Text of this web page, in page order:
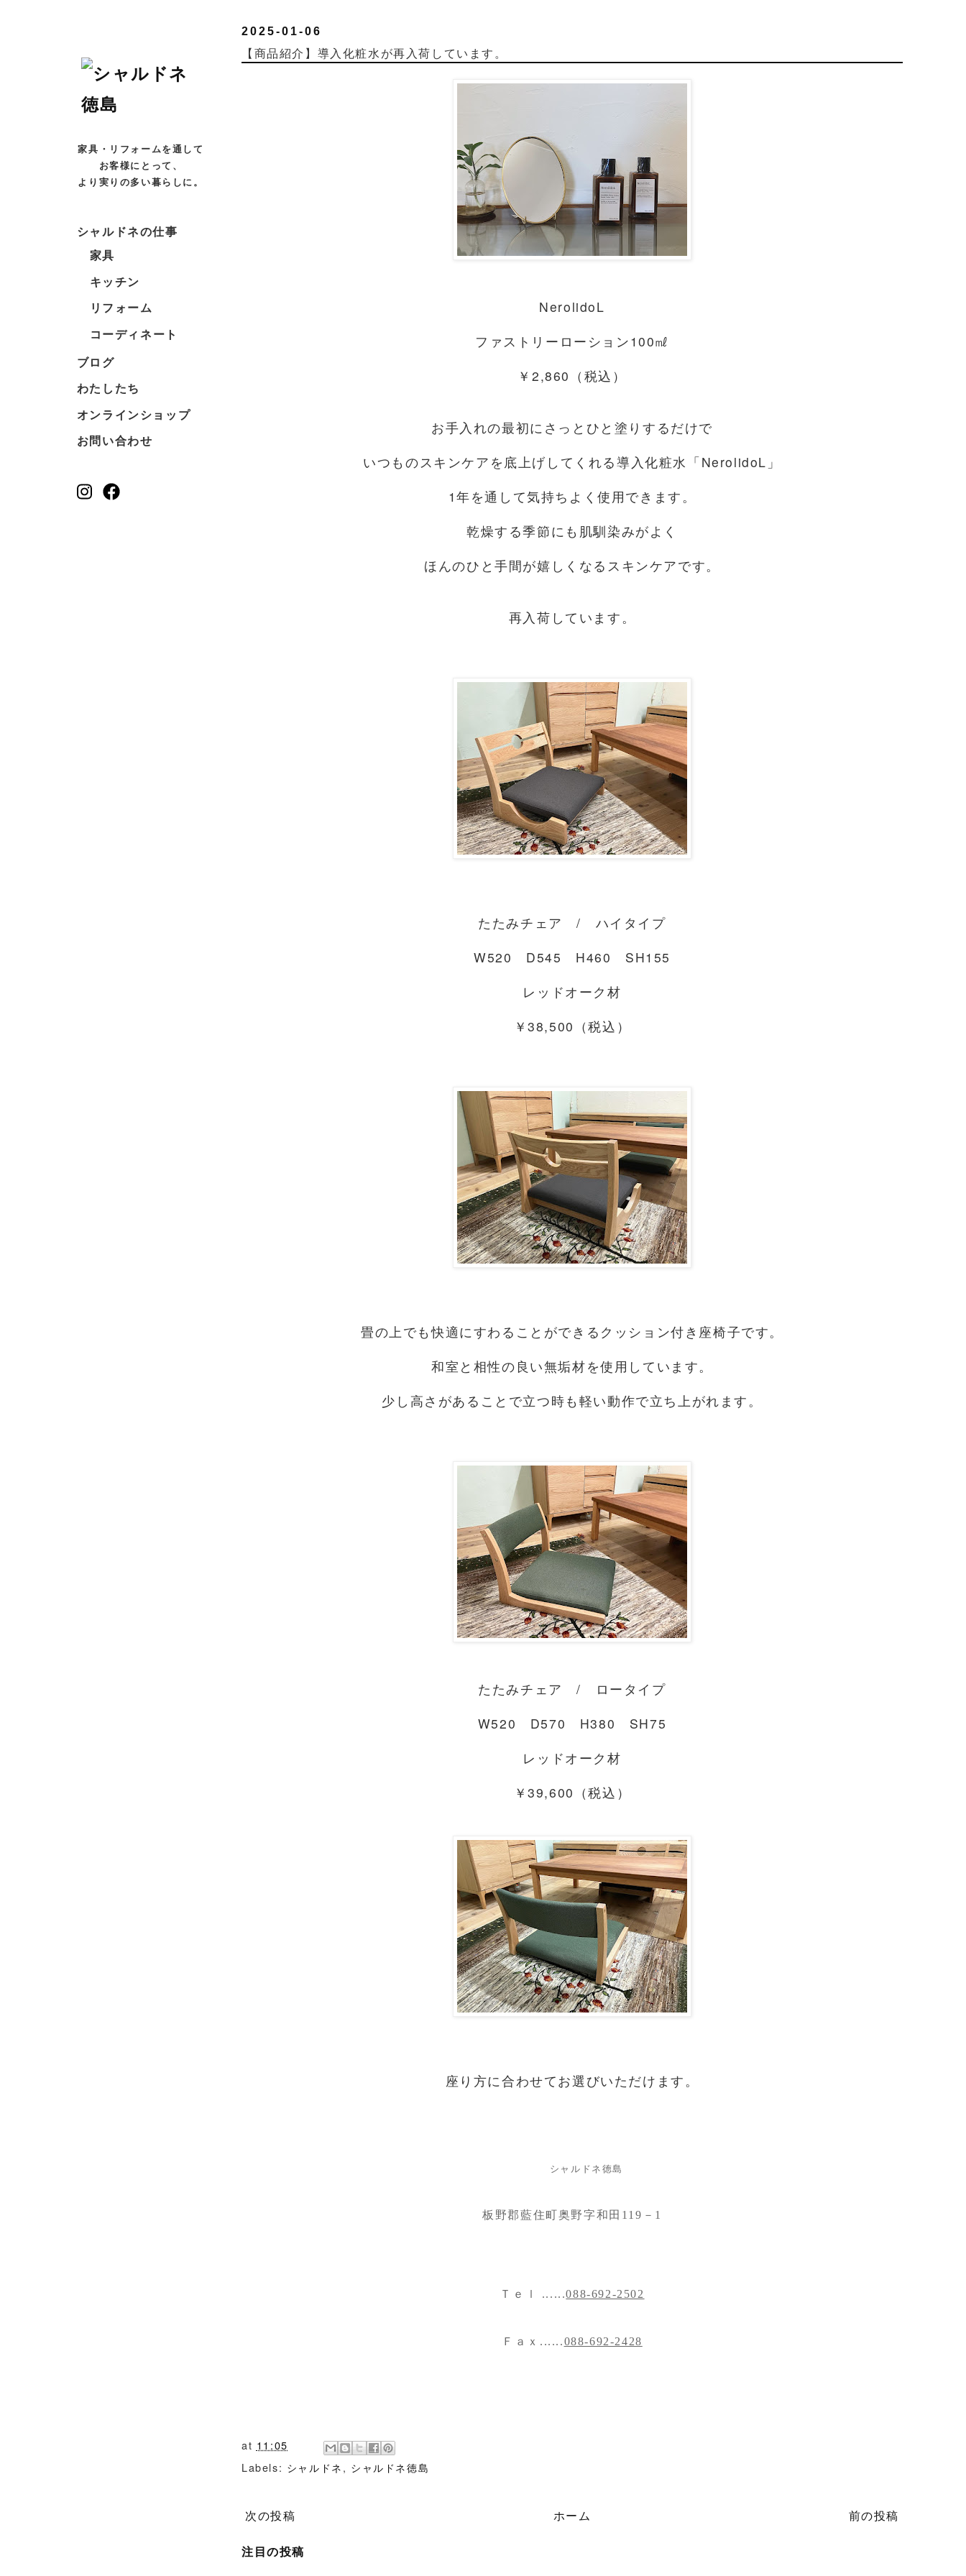
家具・リフォームを通して
お客様にとって、
より実りの多い暮らしに。
シャルドネの仕事
家具
キッチン
リフォーム
コーディネート
ブログ
わたしたち
オンラインショップ
お問い合わせ
2025-01-06
【商品紹介】導入化粧水が再入荷しています。
NerolidoL
ファストリーローション100㎖
￥2,860（税込）
お手入れの最初にさっとひと塗りするだけで
いつものスキンケアを底上げしてくれる導入化粧水「NerolidoL」
1年を通して気持ちよく使用できます。
乾燥する季節にも肌馴染みがよく
ほんのひと手間が嬉しくなるスキンケアです。
再入荷しています。
たたみチェア / ハイタイプ
W520 D545 H460 SH155
レッドオーク材
￥38,500（税込）
畳の上でも快適にすわることができるクッション付き座椅子です。
和室と相性の良い無垢材を使用しています。
少し高さがあることで立つ時も軽い動作で立ち上がれます。
たたみチェア / ロータイプ
W520 D570 H380 SH75
レッドオーク材
￥39,600（税込）
座り方に合わせてお選びいただけます。
シャルドネ徳島
板野郡藍住町奥野字和田119－1
Ｔｅｌ ......088-692-2502
Ｆａｘ......088-692-2428
at 11:05
Labels: シャルドネ, シャルドネ徳島
次の投稿 前の投稿
ホーム
注目の投稿